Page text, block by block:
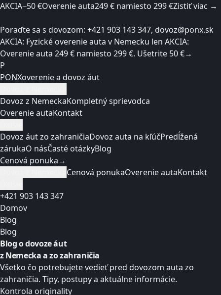
AKCIA−50 €Overenie auta249 € namiesto 299 €Zistiť viac →
Poraďte sa s dovozom: +421 903 143 347, dovoz@ponx.sk
AKCIA: Fyzické overenie auta v Nemecku len AKCIA:
Overenie auta 249 € namiesto 299 €. Ušetrite 50 €→
P
PONXoverenie a dovoz áut
Dovoz z NemeckaKompletný sprievodca
Overenie autaKontakt
Dovoz áut zo zahraničiaDovoz auta na kľúčPredĺžená
zárukaO násČasté otázkyBlog
Cenová ponuka→
Cenová ponukaOverenie autaKontakt
+421 903 143 347
Domov
Blog
Blog
Blog o dovoze áut
z Nemecka a zo zahraničia
Všetko čo potrebujete vedieť pred dovozom auta zo
zahraničia. Tipy, postupy a aktuálne informácie.
Kontrola originality